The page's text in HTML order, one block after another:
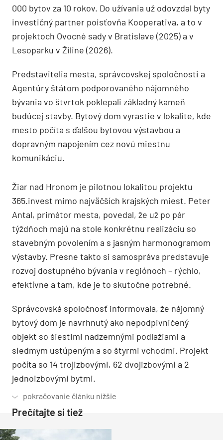
000 bytov za 10 rokov. Do užívania už odovzdal byty
investičný partner poisťovňa Kooperativa, a to v
projektoch Ovocné sady v Bratislave (2025) a v
Lesoparku v Žiline (2026).
Predstavitelia mesta, správcovskej spoločnosti a
Agentúry štátom podporovaného nájomného
bývania vo štvrtok poklepali základný kameň
budúcej stavby. Bytový dom vyrastie v lokalite, kde
mesto počíta s ďalšou bytovou výstavbou a
dopravným napojením cez novú miestnu
komunikáciu.
Žiar nad Hronom je pilotnou lokalitou projektu
365.invest mimo najväčších krajských miest. Peter
Antal, primátor mesta, povedal, že už po pár
týždňoch majú na stole konkrétnu realizáciu so
stavebným povolením a s jasným harmonogramom
výstavby. Presne takto si samospráva predstavuje
rozvoj dostupného bývania v regiónoch – rýchlo,
efektívne a tam, kde je to skutočne potrebné.
Správcovská spoločnosť informovala, že nájomný
bytový dom je navrhnutý ako nepodpivničený
objekt so šiestimi nadzemnými podlažiami a
siedmym ustúpeným a so štyrmi vchodmi. Projekt
počíta so 14 trojizbovými, 62 dvojizbovými a 2
jednoizbovými bytmi.
Prečítajte si tiež